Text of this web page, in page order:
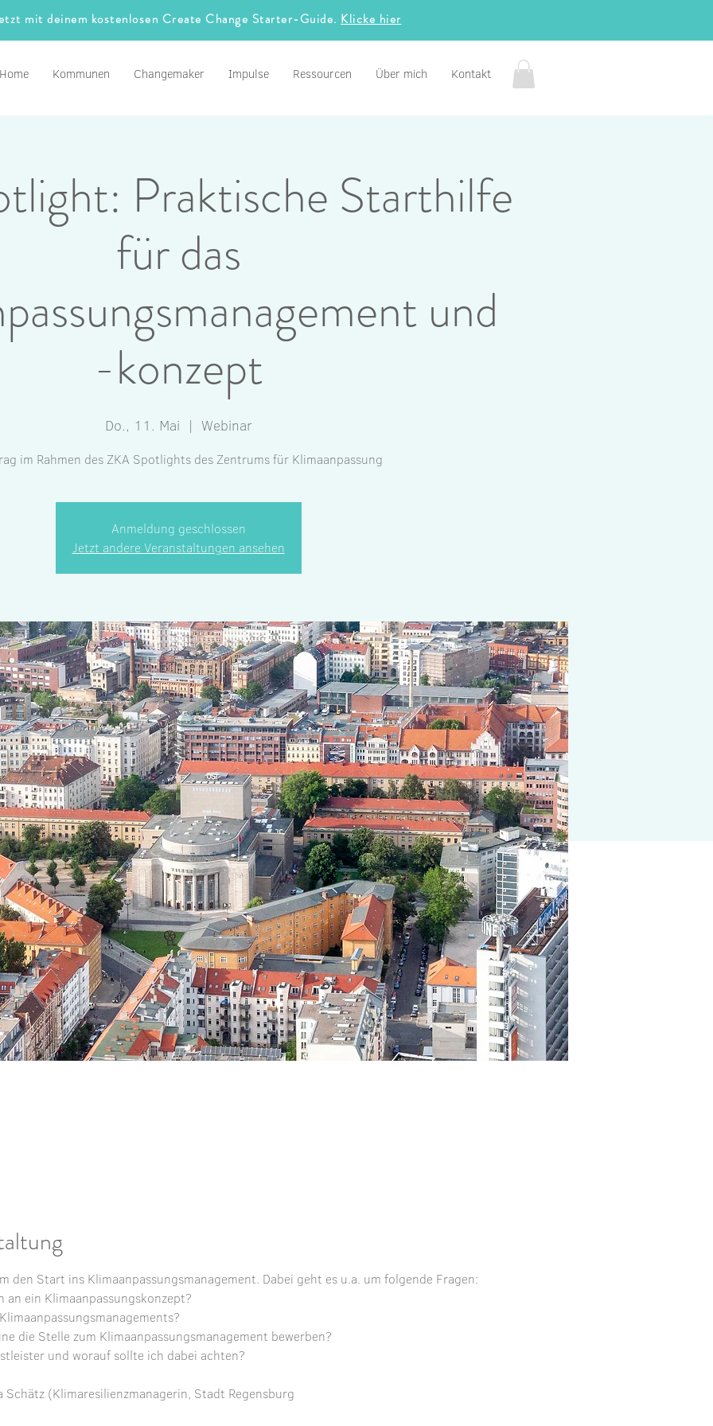
mit deinem kostenlosen Create Change Starter-Guide. Klicke hier
Home Kommunen Changemaker Impulse Ressourcen Über mich Kontakt
Praktische Starthilfe
für das
und
-konzept
Do., 11. Mai
  |
Webinar
im Rahmen des ZKA Spotlights des Zentrums für Klimaanpassung
Anmeldung geschlossen
Jetzt andere Veranstaltungen ansehen
den Start ins Klimaanpassungsmanagement. Dabei geht es u.a. um folgende Fragen:
an ein Klimaanpassungskonzept?
die Stelle zum Klimaanpassungsmanagement bewerben?
und worauf sollte ich dabei achten?
Schätz (Klimaresilienzmanagerin, Stadt Regensburg